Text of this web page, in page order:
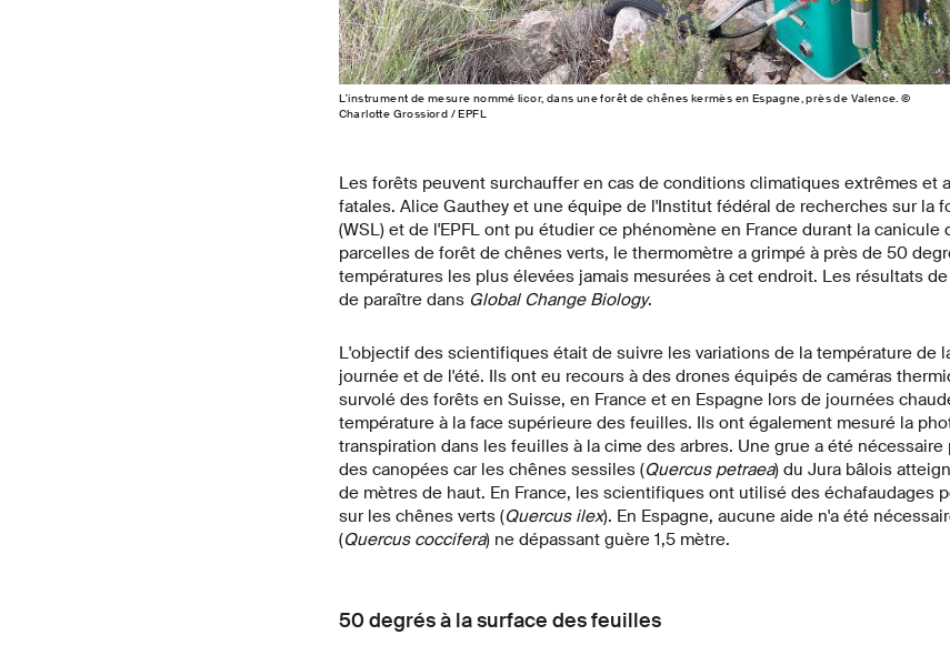
L'instrument de mesure nommé licor, dans une forêt de chênes kermès en Espagne, près de Valence. ©
Charlotte Grossiord / EPFL
Les forêts peuvent surchauffer en cas de conditions climatiques extrêmes et
fatales. Alice Gauthey et une équipe de l'Institut fédéral de recherches sur la
(WSL) et de l'EPFL ont pu étudier ce phénomène en France durant la canicule
parcelles de forêt de chênes verts, le thermomètre a grimpé à près de 50
températures les plus élevées jamais mesurées à cet endroit. Les résultats
de paraître dans Global Change Biology.
L'objectif des scientifiques était de suivre les variations de la température de
journée et de l'été. Ils ont eu recours à des drones équipés de caméras
survolé des forêts en Suisse, en France et en Espagne lors de journées
température à la face supérieure des feuilles. Ils ont également mesuré la
transpiration dans les feuilles à la cime des arbres. Une grue a été
des canopées car les chênes sessiles (Quercus petraea) du Jura bâlois
de mètres de haut. En France, les scientifiques ont utilisé des échafaudages
sur les chênes verts (Quercus ilex). En Espagne, aucune aide n'a été
(Quercus coccifera) ne dépassant guère 1,5 mètre.
50 degrés à la surface des feuilles